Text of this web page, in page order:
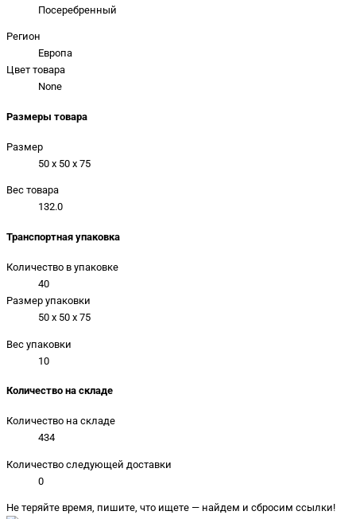
Посеребренный
Регион
Европа
Цвет товара
None
Размеры товара
Размер
50 x 50 x 75
Вес товара
132.0
Транспортная упаковка
Количество в упаковке
40
Размер упаковки
50 x 50 x 75
Вес упаковки
10
Количество на складе
Количество на складе
434
Количество следующей доставки
0
Не теряйте время, пишите, что ищете — найдем и сбросим ссылки!